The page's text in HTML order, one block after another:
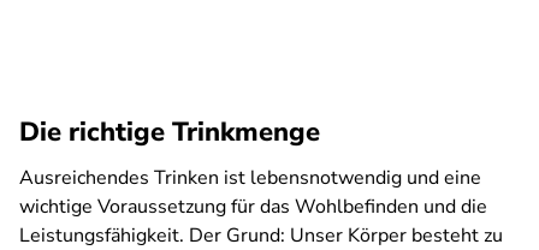
Die richtige Trinkmenge
Ausreichendes Trinken ist lebensnotwendig und eine
wichtige Voraussetzung für das Wohlbefinden und die
Leistungsfähigkeit. Der Grund: Unser Körper besteht zu